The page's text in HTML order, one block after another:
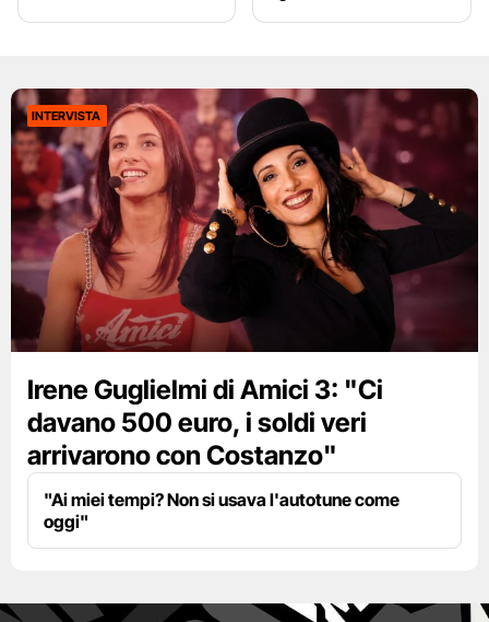
INTERVISTA
Irene Guglielmi di Amici 3: "Ci
davano 500 euro, i soldi veri
arrivarono con Costanzo"
"Ai miei tempi? Non si usava l'autotune come
oggi"